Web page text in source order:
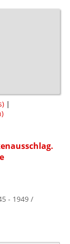
|
- 1949 /